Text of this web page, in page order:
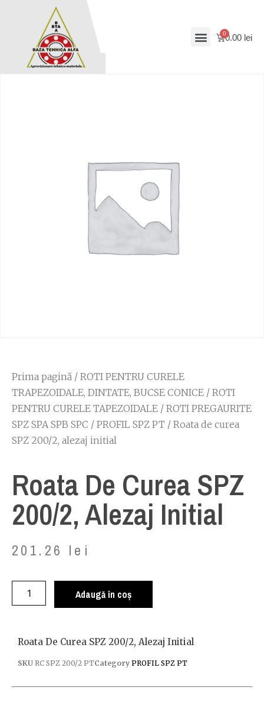
0.00 lei
Prima pagină / ROTI PENTRU CURELE
TRAPEZOIDALE, DINTATE, BUCSE CONICE / ROTI
PENTRU CURELE TAPEZOIDALE / ROTI PREGAURITE
SPZ SPA SPB SPC / PROFIL SPZ PT / Roata de curea
SPZ 200/2, alezaj initial
Roata De Curea SPZ
200/2, Alezaj Initial
201.26 lei
Adaugă în coș
Roata De Curea SPZ 200/2, Alezaj Initial
SKU RC SPZ 200/2 PTCategory PROFIL SPZ PT